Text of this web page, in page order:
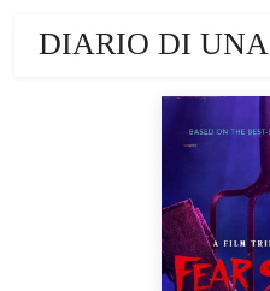
DIARIO DI